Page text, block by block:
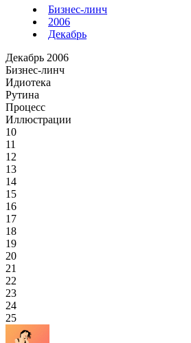
Бизнес-линч
2006
Декабрь
Декабрь 2006
Бизнес-линч
Идиотека
Рутина
Процесс
Иллюстрации
10
11
12
13
14
15
16
17
18
19
20
21
22
23
24
25